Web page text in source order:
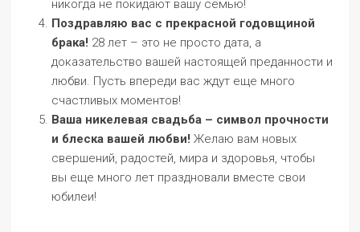
никогда не покидают вашу семью!
Поздравляю вас с прекрасной годовщиной
брака! 28 лет – это не просто дата, а
доказательство вашей настоящей преданности и
любви. Пусть впереди вас ждут еще много
счастливых моментов!
Ваша никелевая свадьба – символ прочности
и блеска вашей любви! Желаю вам новых
свершений, радостей, мира и здоровья, чтобы
вы еще много лет праздновали вместе свои
юбилеи!